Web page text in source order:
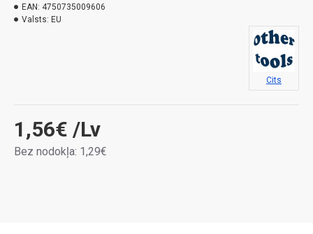
1,56€ /Lv
Bez nodokļa: 1,29€
EAN: 4750735009606
Valsts: EU
Cits